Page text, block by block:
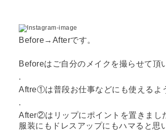
Before→Afterです。
Beforeはご自分のメイクを撮らせて頂
.
Aftre①は普段お仕事などにも使えるよ
.
After②はリップにポイントを置きまし
服装にもドレスアップにもハマると思